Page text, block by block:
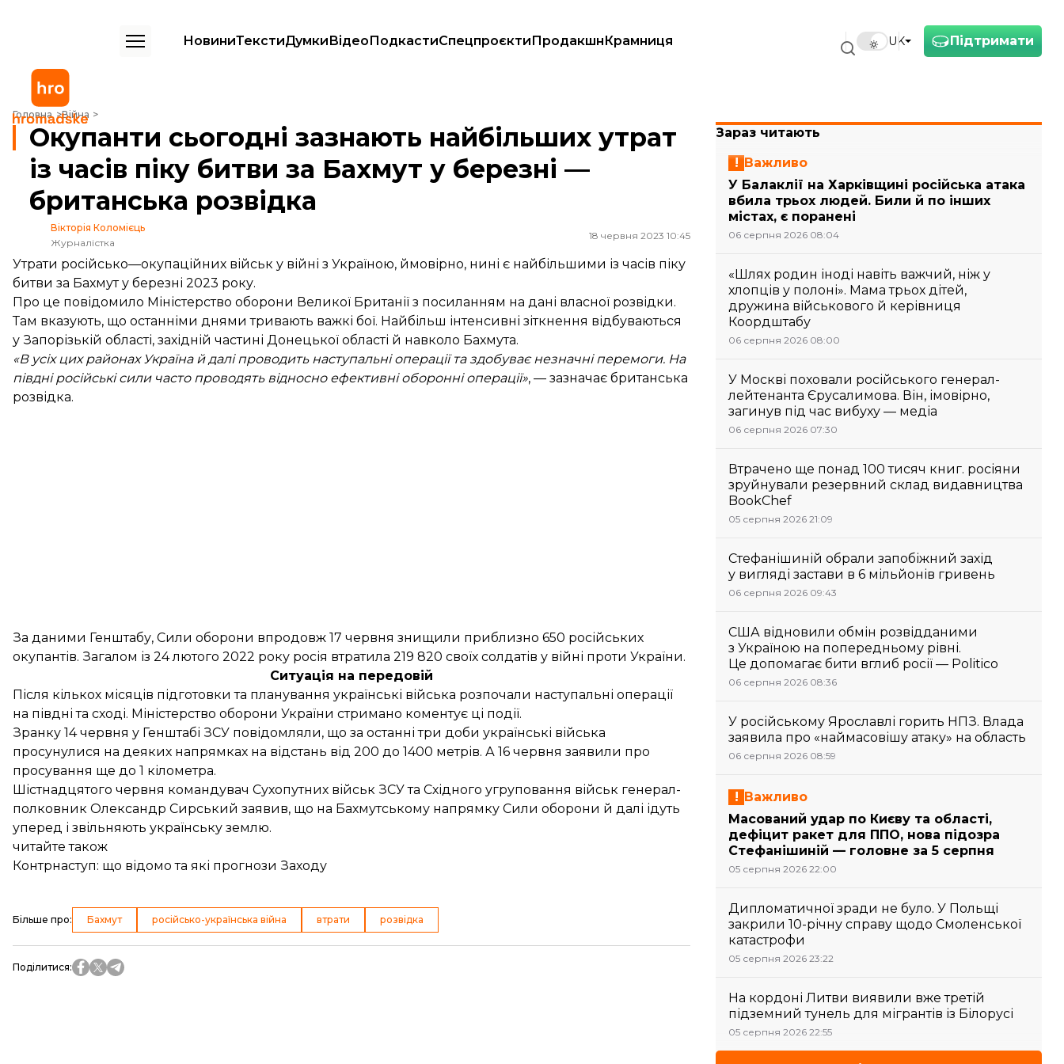
Підтримати
UK
НовиниТекстиДумкиВідеоПодкастиСпецпроєктиПродакшнКрамниця
Головна Війна
Окупанти сьогодні зазнають найбільших утрат із часів піку битви за Бахмут у березні — британська розвідка
Окупанти сьогодні зазнають найбільших утрат
із часів піку битви за Бахмут у березні —
британська розвідка
Вікторія Коломієць
Журналістка
18 червня 2023 10:45
Утрати російсько—окупаційних військ у війні з Україною, ймовірно, нині є найбільшими із часів піку
битви за Бахмут у березні 2023 року.
Про це повідомило Міністерство оборони Великої Британії з посиланням на дані власної розвідки.
Там вказують, що останніми днями тривають важкі бої. Найбільш інтенсивні зіткнення відбуваються
у Запорізькій області, західній частині Донецької області й навколо Бахмута.
«В усіх цих районах Україна й далі проводить наступальні операції та здобуває незначні перемоги. На
півдні російські сили часто проводять відносно ефективні оборонні операції», — зазначає британська
розвідка.
За даними Генштабу, Сили оборони впродовж 17 червня знищили приблизно 650 російських
окупантів. Загалом із 24 лютого 2022 року росія втратила 219 820 своїх солдатів у війні проти України.
Ситуація на передовій
Після кількох місяців підготовки та планування українські війська розпочали наступальні операції
на півдні та сході. Міністерство оборони України стримано коментує ці події.
Зранку 14 червня у Генштабі ЗСУ повідомляли, що за останні три доби українські війська
просунулися на деяких напрямках на відстань від 200 до 1400 метрів. А 16 червня заявили про
просування ще до 1 кілометра.
Шістнадцятого червня командувач Сухопутних військ ЗСУ та Східного угруповання військ генерал-
полковник Олександр Сирський заявив, що на Бахмутському напрямку Сили оборони й далі ідуть
уперед і звільняють українську землю.
читайте також
Контрнаступ: що відомо та які прогнози Заходу
Більше про: Бахмут російсько-українська війна втрати розвідка
Поділитися:
Зараз читають
Важливо
У Балаклії на Харківщині російська атака
вбила трьох людей. Били й по інших
містах, є поранені
06 серпня 2026 08:04
«Шлях родин іноді навіть важчий, ніж у
хлопців у полоні». Мама трьох дітей,
дружина військового й керівниця
Коордштабу
06 серпня 2026 08:00
У Москві поховали російського генерал-
лейтенанта Єрусалимова. Він, імовірно,
загинув під час вибуху — медіа
06 серпня 2026 07:30
Втрачено ще понад 100 тисяч книг. росіяни
зруйнували резервний склад видавництва
BookChef
05 серпня 2026 21:09
Стефанішиній обрали запобіжний захід
у вигляді застави в 6 мільйонів гривень
06 серпня 2026 09:43
США відновили обмін розвідданими
з Україною на попередньому рівні.
Це допомагає бити вглиб росії — Politico
06 серпня 2026 08:36
У російському Ярославлі горить НПЗ. Влада
заявила про «наймасовішу атаку» на область
06 серпня 2026 08:59
Важливо
Масований удар по Києву та області,
дефіцит ракет для ППО, нова підозра
Стефанішиній — головне за 5 серпня
05 серпня 2026 22:00
Дипломатичної зради не було. У Польщі
закрили 10-річну справу щодо Смоленської
катастрофи
05 серпня 2026 23:22
На кордоні Литви виявили вже третій
підземний тунель для мігрантів із Білорусі
05 серпня 2026 22:55